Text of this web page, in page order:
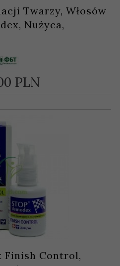
Twarzy, Włosów
Nużyca,
PLN
Finish Control,